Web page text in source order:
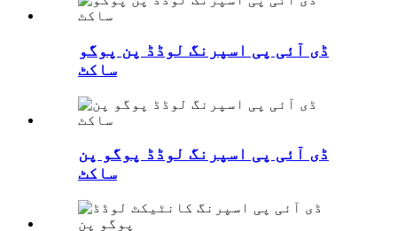
ڈی آئی پی اسپرنگ لوڈڈ پن پوگو
ساکٹ
ڈی آئی پی اسپرنگ لوڈڈ پوگو پن
ساکٹ